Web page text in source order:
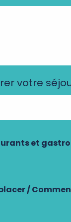
votre
et
/
séjours
?
virtuel, il
venir